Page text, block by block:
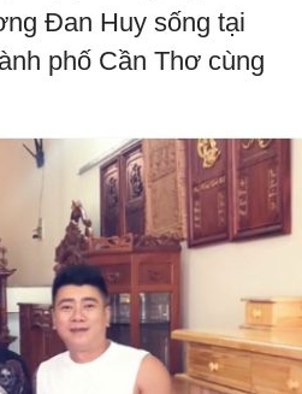
Đan Huy sống tại
phố Cần Thơ cùng